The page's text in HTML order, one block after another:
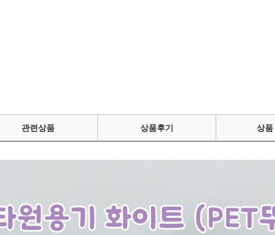
페이코 ID로 페이
PAYCO 바로
관련상품 상품후기 상